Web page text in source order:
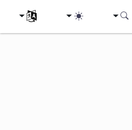
בחירת